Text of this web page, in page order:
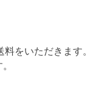
をいただきます。